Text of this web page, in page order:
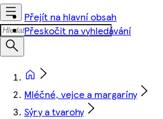
Přejít na hlavní obsah
Přeskočit na vyhledávání
Mléčné, vejce a margaríny
Sýry a tvarohy